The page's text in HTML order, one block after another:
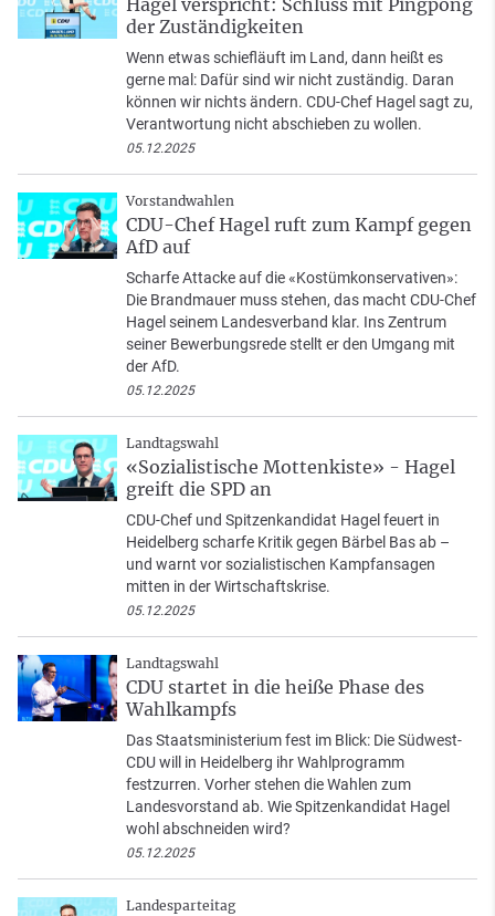
Hagel verspricht: Schluss mit Pingpong
der Zuständigkeiten
Wenn etwas schiefläuft im Land, dann heißt es
gerne mal: Dafür sind wir nicht zuständig. Daran
können wir nichts ändern. CDU-Chef Hagel sagt zu,
Verantwortung nicht abschieben zu wollen.
05.12.2025
Vorstandwahlen
CDU-Chef Hagel ruft zum Kampf gegen
AfD auf
Scharfe Attacke auf die «Kostümkonservativen»:
Die Brandmauer muss stehen, das macht CDU-Chef
Hagel seinem Landesverband klar. Ins Zentrum
seiner Bewerbungsrede stellt er den Umgang mit
der AfD.
05.12.2025
Landtagswahl
«Sozialistische Mottenkiste» - Hagel
greift die SPD an
CDU-Chef und Spitzenkandidat Hagel feuert in
Heidelberg scharfe Kritik gegen Bärbel Bas ab –
und warnt vor sozialistischen Kampfansagen
mitten in der Wirtschaftskrise.
05.12.2025
Landtagswahl
CDU startet in die heiße Phase des
Wahlkampfs
Das Staatsministerium fest im Blick: Die Südwest-
CDU will in Heidelberg ihr Wahlprogramm
festzurren. Vorher stehen die Wahlen zum
Landesvorstand ab. Wie Spitzenkandidat Hagel
wohl abschneiden wird?
05.12.2025
Landesparteitag